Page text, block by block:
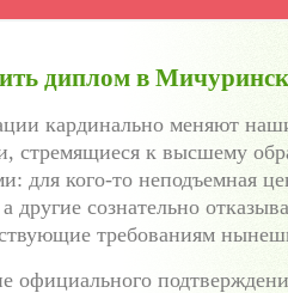
диплом в
кардинально меняют
стремящиеся к высшему
для кого-то неподъемная
сознательно
требованиям
официального